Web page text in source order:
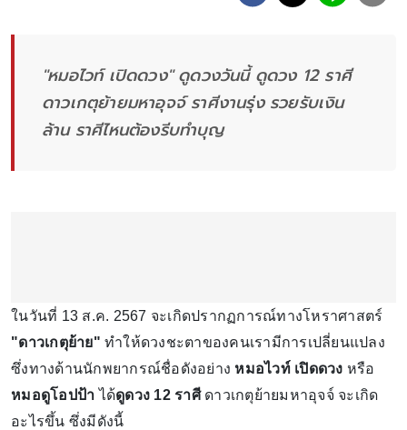
"หมอไวท์ เปิดดวง" ดูดวงวันนี้ ดูดวง 12 ราศี
ดาวเกตุย้ายมหาอุจจ์ ราศีงานรุ่ง รวยรับเงิน
ล้าน ราศีไหนต้องรีบทำบุญ
ในวันที่ 13 ส.ค. 2567 จะเกิดปรากฏการณ์ทางโหราศาสตร์
"ดาวเกตุย้าย" ทำให้ดวงชะตาของคนเรามีการเปลี่ยนแปลง
ซึ่งทางด้านนักพยากรณ์ชื่อดังอย่าง หมอไวท์ เปิดดวง หรือ
หมอดูโอปป้า ได้ดูดวง 12 ราศีดาวเกตุย้ายมหาอุจจ์ จะเกิด
อะไรขึ้น ซึ่งมีดังนี้